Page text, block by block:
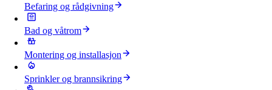
Befaring og rådgivning
Bad og våtrom
Montering og installasjon
Sprinkler og brannsikring